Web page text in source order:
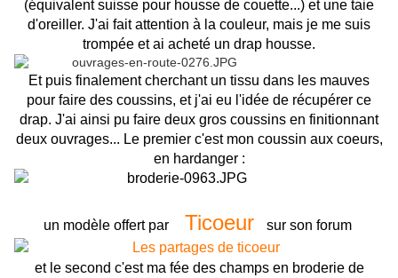
(équivalent suisse pour housse de couette...) et une taie
d'oreiller. J'ai fait attention à la couleur, mais je me suis
trompée et ai acheté un drap housse.
Et puis finalement cherchant un tissu dans les mauves
pour faire des coussins, et j'ai eu l'idée de récupérer ce
drap. J'ai ainsi pu faire deux gros coussins en finitionnant
deux ouvrages... Le premier c'est mon coussin aux coeurs,
en hardanger :
un modèle offert par Ticoeur sur son forum
et le second c'est ma fée des champs en broderie de